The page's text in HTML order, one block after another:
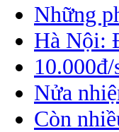
Những
Hà Nội:
Nửa
Còn